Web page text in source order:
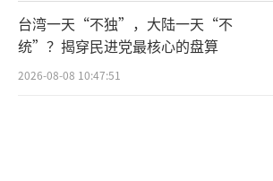
台湾一天“不独”，大陆一天“不
统”？揭穿民进党最核心的盘算
2026-08-08 10:47:51